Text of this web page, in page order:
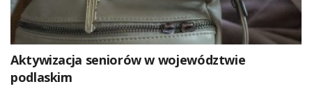
Aktywizacja seniorów w województwie
podlaskim